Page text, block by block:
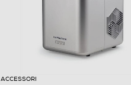
ACCESSORI